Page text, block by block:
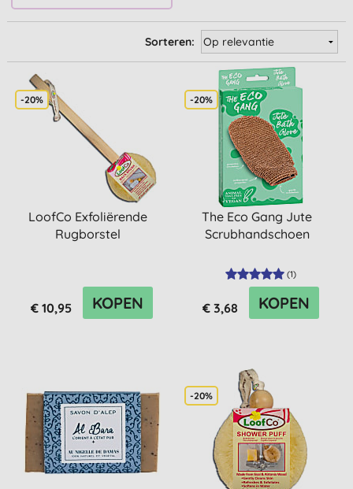
Sorteren:
-20%
LoofCo Exfoliërende
Rugborstel
€ 10,95 KOPEN
-20%
The Eco Gang Jute
Scrubhandschoen
(1)
€ 3,68 KOPEN
-20%